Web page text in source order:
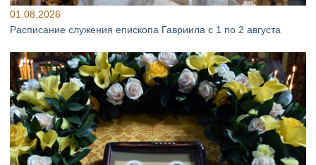
01.08.2026
Расписание служения епископа Гавриила с 1 по 2 августа